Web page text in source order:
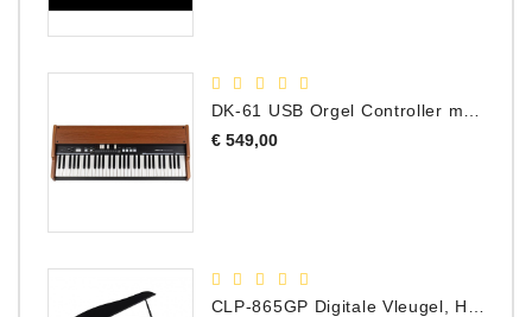
€ 549,00Prijs